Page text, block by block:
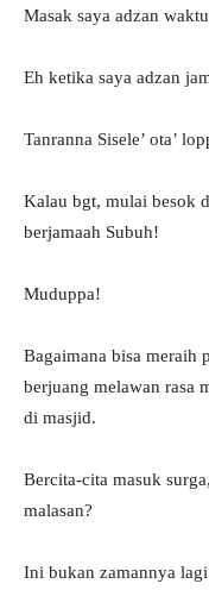
Masak saya adzan
Eh ketika saya adzan
Tanranna Sisele’ ota’
Kalau bgt, mulai besok
berjamaah Subuh!
Muduppa!
Bagaimana bisa meraih
berjuang melawan rasa
di masjid.
Bercita-cita masuk
malasan?
Ini bukan zamannya